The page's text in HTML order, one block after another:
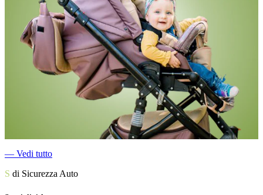
― Vedi tutto
S di Sicurezza Auto